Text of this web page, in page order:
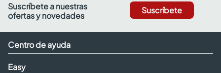
Suscríbete a nuestras
ofertas y novedades
Suscríbete
Centro de ayuda
Easy